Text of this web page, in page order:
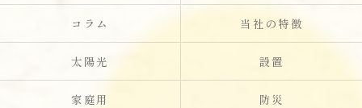
コラム 当社の特徴
太陽光 設置
家庭用 防災